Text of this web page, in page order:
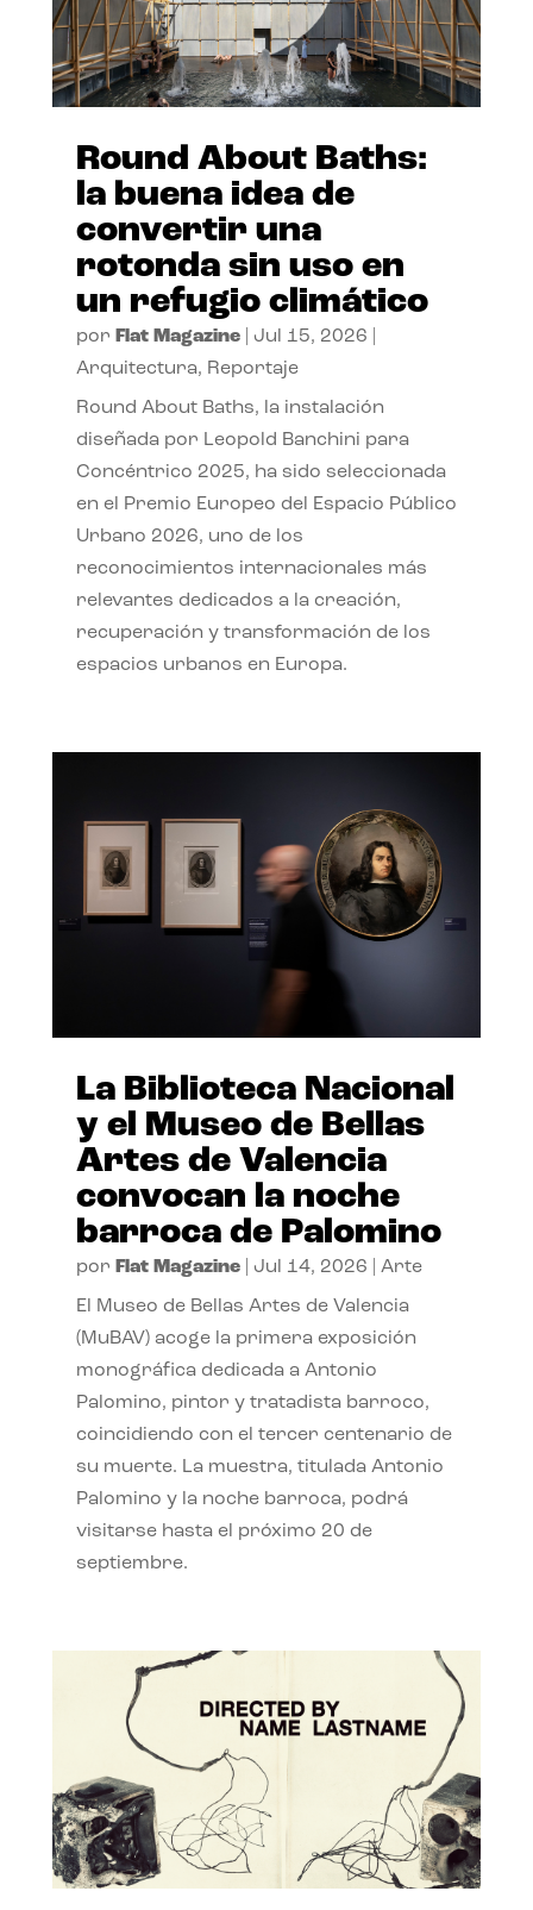
Round About Baths:
la buena idea de
convertir una
rotonda sin uso en
un refugio climático
por Flat Magazine| Jul 15, 2026
Arquitectura, Reportaje
Round About Baths, la instalación
diseñada por Leopold Banchini para
Concéntrico 2025, ha sido seleccionada
en el Premio Europeo del Espacio Público
Urbano 2026, uno de los
reconocimientos internacionales más
relevantes dedicados a la creación,
recuperación y transformación de los
espacios urbanos en Europa.
La Biblioteca Nacional
y el Museo de Bellas
Artes de Valencia
convocan la noche
barroca de Palomino
por Flat Magazine| Jul 14, 2026 Arte
El Museo de Bellas Artes de Valencia
(MuBAV) acoge la primera exposición
monográfica dedicada a Antonio
Palomino, pintor y tratadista barroco,
coincidiendo con el tercer centenario de
su muerte. La muestra, titulada Antonio
Palomino y la noche barroca, podrá
visitarse hasta el próximo 20 de
septiembre.